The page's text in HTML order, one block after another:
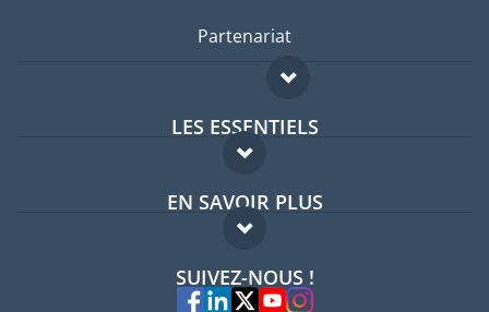
Partenariat
LES ESSENTIELS
Forum expatriés
Guides pays
EN SAVOIR PLUS
FAQ
Experts
SUIVEZ-NOUS !